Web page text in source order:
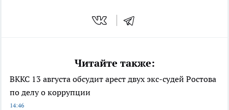
Читайте также:
ВККС 13 августа обсудит арест двух экс-судей Ростова
по делу о коррупции
14:46